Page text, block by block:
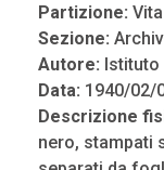
Partizione:
Sezione:
Autore: Istituto
Data: 1940/02/
Descrizione
nero, stampati